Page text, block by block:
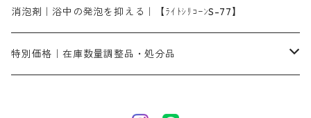
シルクフィックス３A｜絹の染料定着向上剤
ソーダ灰
染料溶解剤
セレナゾールPDN｜各種染料の染料溶解剤
化学糊（PVA）
防腐剤｜アルカリ性
部分脱色｜デグロリンSコンク
メイプロガムNP｜にじみ防止剤
アミラヂンD｜浸透・複色抑制剤
捺染糊
メイプロガムNP（綿・麻・絹用｜直接・酸性・含金染料用）
白場汚染防止剤｜ソーピング剤｜水洗する際の再汚染防止剤
ア行
カ行
消泡剤｜浴中の発泡を抑える｜【ﾗｲﾄｼﾘｺｰﾝS-77】
特別価格｜在庫数量調整品・処分品